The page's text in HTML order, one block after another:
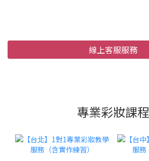
線上客服服務
專業彩妝課程